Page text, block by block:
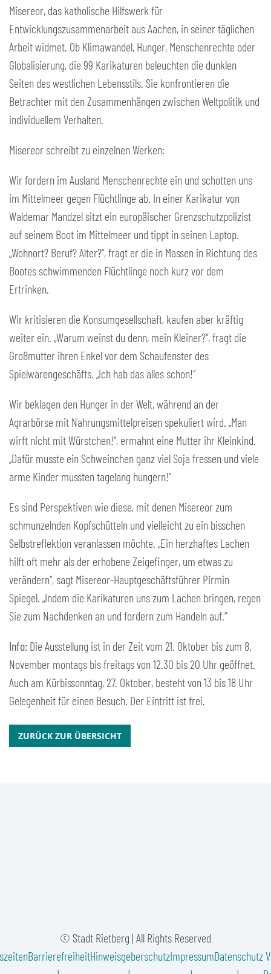
Misereor, das katholische Hilfswerk für
Entwicklungszusammenarbeit aus Aachen, in seiner täglichen
Arbeit widmet. Ob Klimawandel, Hunger, Menschenrechte oder
Globalisierung, die 99 Karikaturen beleuchten die dunklen
Seiten des westlichen Lebensstils. Sie konfrontieren die
Betrachter mit den Zusammenhängen zwischen Weltpolitik und
individuellem Verhalten.
Misereor schreibt zu einzelnen Werken:
Wir fordern im Ausland Menschenrechte ein und schotten uns
im Mittelmeer gegen Flüchtlinge ab. In einer Karikatur von
Waldemar Mandzel sitzt ein europäischer Grenzschutzpolizist
auf seinem Boot im Mittelmeer und tippt in seinen Laptop.
„Wohnort? Beruf? Alter?“, fragt er die in Massen in Richtung des
Bootes schwimmenden Flüchtlinge noch kurz vor dem
Ertrinken.
Wir kritisieren die Konsumgesellschaft, kaufen aber kräftig
weiter ein. „Warum weinst du denn, mein Kleiner?“, fragt die
Großmutter ihren Enkel vor dem Schaufenster des
Spielwarengeschäfts. „Ich hab das alles schon!“
Wir beklagen den Hunger in der Welt, während an der
Agrarbörse mit Nahrungsmittelpreisen spekuliert wird. „Man
wirft nicht mit Würstchen!“, ermahnt eine Mutter ihr Kleinkind.
„Dafür musste ein Schweinchen ganz viel Soja fressen und viele
arme Kinder mussten tagelang hungern!“
Es sind Perspektiven wie diese, mit denen Misereor zum
schmunzelnden Kopfschütteln und vielleicht zu ein bisschen
Selbstreflektion veranlassen möchte. „Ein herzhaftes Lachen
hilft oft mehr als der erhobene Zeigefinger, um etwas zu
verändern“, sagt Misereor-Hauptgeschäftsführer Pirmin
Spiegel. „Indem die Karikaturen uns zum Lachen bringen, regen
Sie zum Nachdenken an und fordern zum Handeln auf.“
Info: Die Ausstellung ist in der Zeit vom 21. Oktober bis zum 8.
November montags bis freitags von 12.30 bis 20 Uhr geöffnet.
Auch am Kürbissonntag, 27. Oktober, besteht von 13 bis 18 Uhr
Gelegenheit für einen Besuch. Der Eintritt ist frei.
ZURÜCK ZUR ÜBERSICHT
© Stadt Rietberg | All Rights Reserved
BarrierefreiheitHinweisgeberschutzImpressumDatenschutz